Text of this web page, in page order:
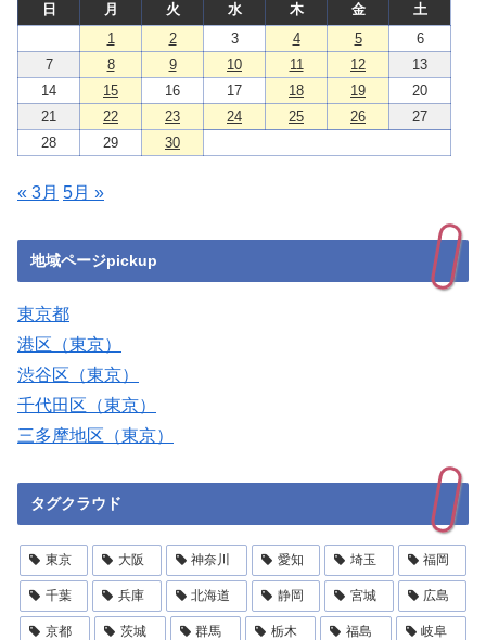
日 月 火 水 木 金
土
1
2 3 4 5
6
7
8 9 10 11 12
13
14
15 16 17 18 19
20
21
22 23 24 25 26
27
28
29 30
« 3月 5月 »
地域ページpickup
東京都
港区（東京）
渋谷区（東京）
千代田区（東京）
三多摩地区（東京）
タグクラウド
東京 大阪 神奈川 愛知 埼玉 福岡
千葉 兵庫 北海道 静岡 宮城 広島
京都 茨城 群馬 栃木 福島 岐阜